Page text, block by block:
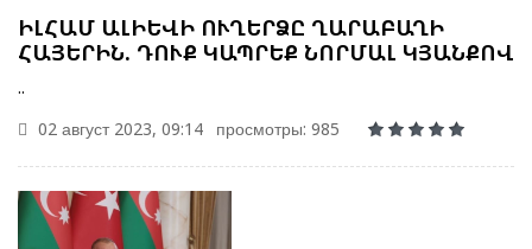
ԻԼՀԱՄ ԱԼԻԵՎԻ ՈՒՂԵՐՁԸ ՂԱՐԱԲԱՂԻ
ՀԱՅԵՐԻՆ. ԴՈՒՔ ԿԱՊՐԵՔ ՆՈՐՄԱԼ ԿՅԱՆՔՈՎ
..
02 август 2023, 09:14
просмотры: 985